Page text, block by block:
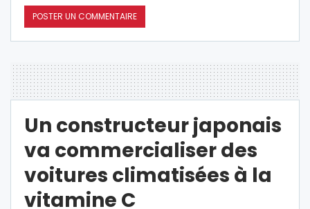
Un constructeur japonais
va commercialiser des
voitures climatisées à la
vitamine C